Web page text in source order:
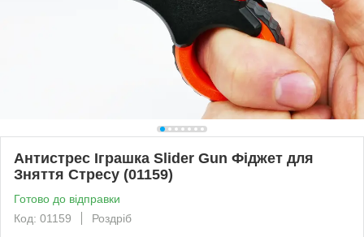
Антистрес Іграшка Slider Gun Фіджет для
Зняття Стресу (01159)
Готово до відправки
Код: 01159
Роздріб